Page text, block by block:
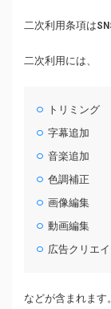
二次利用条項は
二次利用には、
トリミング
字幕追加
音楽追加
色調補正
画像編集
動画編集
広告クリエ
などが含まれま